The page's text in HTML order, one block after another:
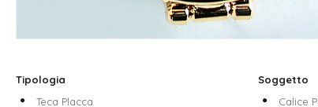
Tipologia
Teca Placca
Soggetto
Calice